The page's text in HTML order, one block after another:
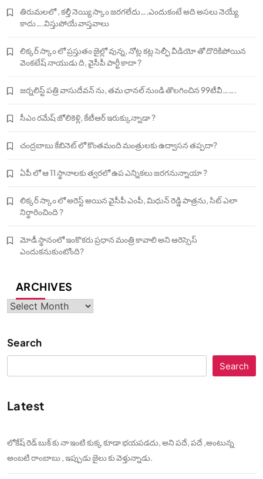
తిరుమలలో , కల్తీ నెయ్యి స్కాం జరగలేదు….ఎందుకంటే అది అసలు నెయ్యే
కాదు….విస్తుపోయే వాస్తవాలు
లిక్కర్ స్కాం లో ప్రస్తుతం జైల్లో వున్న, నోట్ల కట్ల సెల్ఫీ వీడియో తో దొరికిపోయిన
వెంకటేష్ నాయుడు ది, వైసీపీ పార్టీ కాదా ?
జర్నలిస్ట్ పత్రి వాసుదేవన్ ను, తమ ఛానల్ నుండి తొలగించిన 99టీవీ…….
సీఎం రమేష్ జోలికెళ్లి, కేటీఆర్ ఇరుక్కున్నాడా ?
చంద్రబాబు కేబినెట్ లో కొంతమంది మంత్రులకు ఉద్వాసన తప్పదా?
ఏపీ లో ఆ 11 స్థానాలకు త్వరలో ఉప ఎన్నికలు జరగనున్నాయా ?
లిక్కర్ స్కాం లో అరెస్ట్ అయిన వైసీపీ ఎంపీ, మిధున్ రెడ్డి పాత్రను, సిట్ ఎలా
నిర్ధారించింది ?
మోడీ స్థానంలో ఇంకొకరు ప్రధాన మంత్రి కావాలి అని ఆరెస్సెస్‌
ఎందుకనుకుంటోంది?
ARCHIVES
Archives
Search
Search
Latest
లోకేష్ రెడ్ బుక్ కు నా ఇంటి కుక్క కూడా భయపడదు, అని పదే, పదే ,అంటున్న
అంబటి రాంబాబు , ఇప్పుడు జైలు కు వెళ్తున్నాడు.